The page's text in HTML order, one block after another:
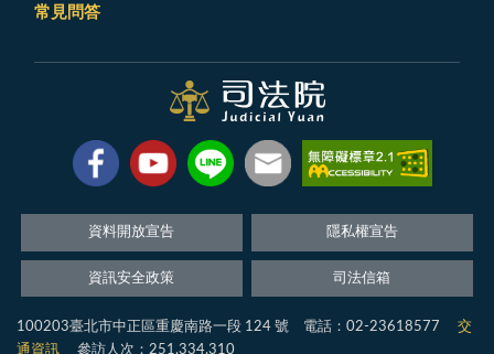
常見問答
資料開放宣告 隱私權宣告
資訊安全政策 司法信箱
100203臺北市中正區重慶南路一段 124 號 電話：02-23618577
交
通資訊
參訪人次：251,334,310